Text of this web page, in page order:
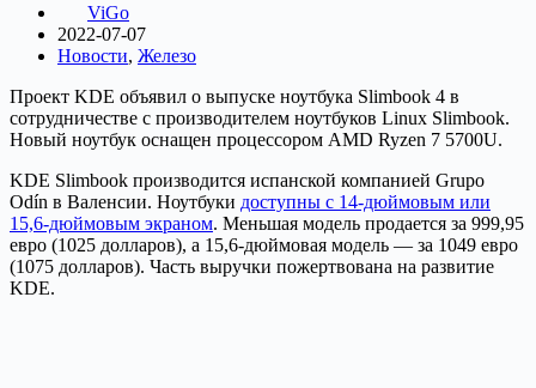
ViGo
2022-07-07
Новости, Железо
Проект KDE объявил о выпуске ноутбука Slimbook 4 в
сотрудничестве с производителем ноутбуков Linux Slimbook.
Новый ноутбук оснащен процессором AMD Ryzen 7 5700U.
KDE Slimbook производится испанской компанией Grupo
Odín в Валенсии. Ноутбуки доступны с 14-дюймовым или
15,6-дюймовым экраном. Меньшая модель продается за 999,95
евро (1025 долларов), а 15,6-дюймовая модель — за 1049 евро
(1075 долларов). Часть выручки пожертвована на развитие
KDE.